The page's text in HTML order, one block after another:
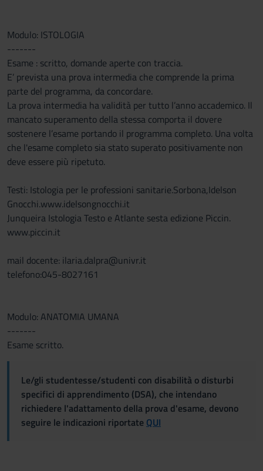
Modulo: ISTOLOGIA
-------
Esame : scritto, domande aperte con traccia.
E’ prevista una prova intermedia che comprende la prima
parte del programma, da concordare.
La prova intermedia ha validità per tutto l’anno accademico. Il
mancato superamento della stessa comporta il dovere
sostenere l’esame portando il programma completo. Una volta
che l'esame completo sia stato superato positivamente non
deve essere più ripetuto.
Testi: Istologia per le professioni sanitarie.Sorbona,Idelson
Gnocchi.www.idelsongnocchi.it
Junqueira Istologia Testo e Atlante sesta edizione Piccin.
www.piccin.it
mail docente: ilaria.dalpra@univr.it
telefono:045-8027161
Modulo: ANATOMIA UMANA
-------
Esame scritto.
Le/gli studentesse/studenti con disabilità o disturbi
specifici di apprendimento (DSA), che intendano
richiedere l'adattamento della prova d'esame, devono
seguire le indicazioni riportate QUI